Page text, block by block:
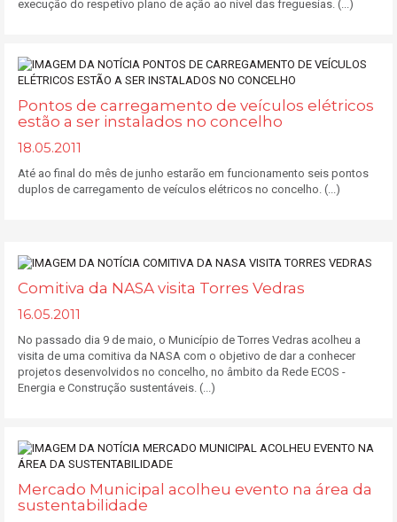
execução do respetivo plano de ação ao nível das freguesias. (...)
Pontos de carregamento de veículos elétricos
estão a ser instalados no concelho
18.05.2011
Até ao final do mês de junho estarão em funcionamento seis pontos
duplos de carregamento de veículos elétricos no concelho. (...)
Comitiva da NASA visita Torres Vedras
16.05.2011
No passado dia 9 de maio, o Município de Torres Vedras acolheu a
visita de uma comitiva da NASA com o objetivo de dar a conhecer
projetos desenvolvidos no concelho, no âmbito da Rede ECOS -
Energia e Construção sustentáveis. (...)
Mercado Municipal acolheu evento na área da
sustentabilidade